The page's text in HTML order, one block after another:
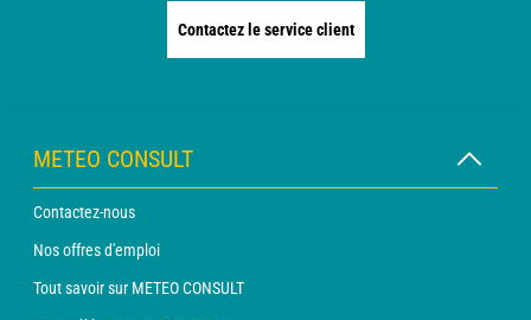
Contactez le service client
METEO CONSULT
Contactez-nous
Nos offres d'emploi
Tout savoir sur METEO CONSULT